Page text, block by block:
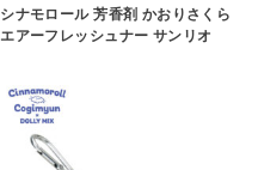
シナモロール 芳香剤 かおりさくら
エアーフレッシュナー サンリオ